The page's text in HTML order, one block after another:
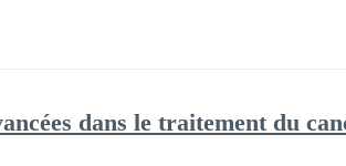
dans le traitement du